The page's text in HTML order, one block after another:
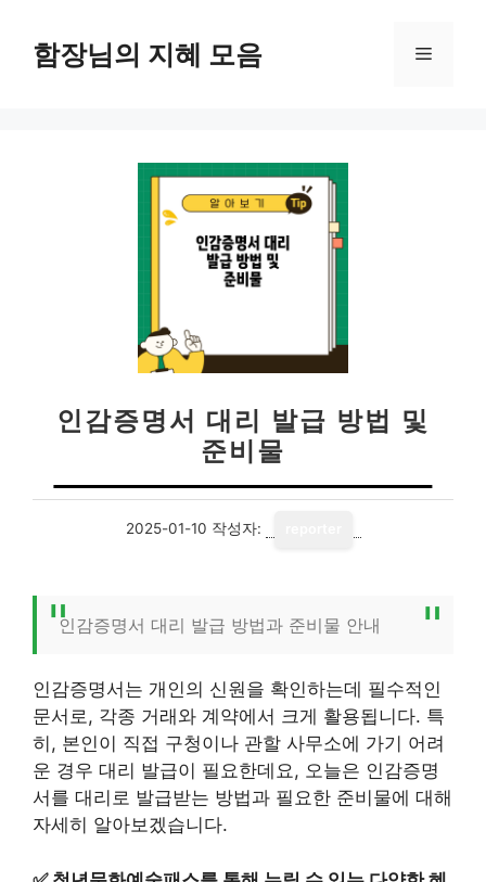
함장님의 지혜 모음 메
인감증명서 대리 발급 방법 및
준비물
2025-01-10 작성자:
인감증명서 대리 발급 방법과 준비물 안내
인감증명서는 개인의 신원을 확인하는데 필수적인
문서로, 각종 거래와 계약에서 크게 활용됩니다. 특
히, 본인이 직접 구청이나 관할 사무소에 가기 어려
운 경우 대리 발급이 필요한데요, 오늘은 인감증명
서를 대리로 발급받는 방법과 필요한 준비물에 대해
자세히 알아보겠습니다.